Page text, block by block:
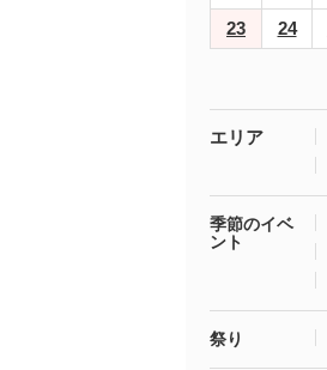
23
24
エリア
季節のイベ
ント
祭り